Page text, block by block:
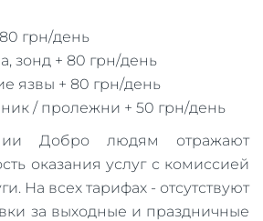
грн/день
зонд + 80 грн/день
язвы + 80 грн/день
/ пролежни + 50 грн/день
Добро людям отражают
оказания услуг с комиссией
На всех тарифах - отсутствуют
за выходные и праздничные